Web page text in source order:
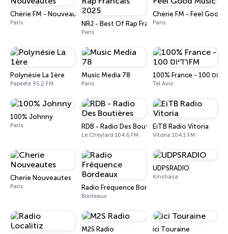
Chérie FM - Nouveautés
Paris NRJ - Best Of Rap Francais 2025
Paris
Chérie FM - Feel Good
Paris
Polynésie La 1ère
Papeete 95.2 FM
Music Media 78
Paris Tel Aviv
100% Johnny
Paris RDB - Radio Des Boutières
Le Cheylard 104.6 FM
EiTB Radio Vitoria
Vitoria 104.1 FM
Cherie Nouveautes
Paris Radio Fréquence Bordeaux
Bordeaux
UDPSRADIO
Kinshasa
M2S Radio ici Touraine